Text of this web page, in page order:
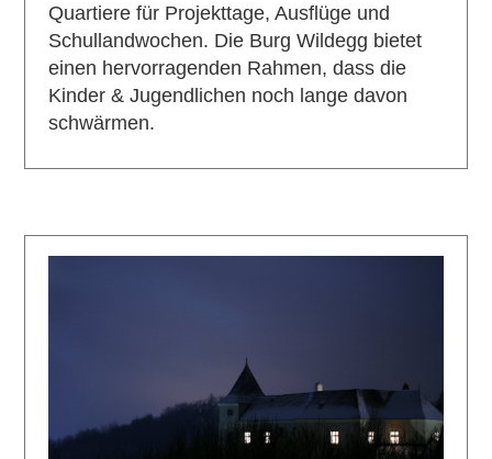
Quartiere für Projekttage, Ausflüge und
Schullandwochen. Die Burg Wildegg bietet
einen hervorragenden Rahmen, dass die
Kinder & Jugendlichen noch lange davon
schwärmen.